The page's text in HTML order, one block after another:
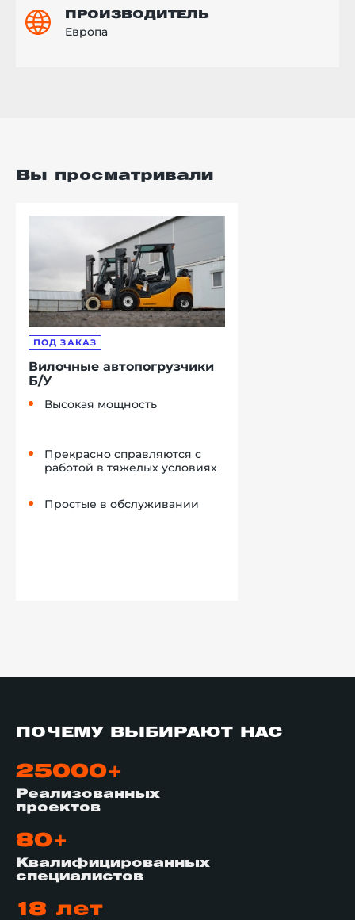
ПРОИЗВОДИТЕЛЬ
Европа
Вы просматривали
ПОД ЗАКАЗ
Вилочные автопогрузчики
Б/У
Высокая мощность
Прекрасно справляются с
работой в тяжелых условиях
Простые в обслуживании
ПОЧЕМУ ВЫБИРАЮТ НАС
25000+
Реализованных
проектов
80+
Квалифицированных
специалистов
18 лет